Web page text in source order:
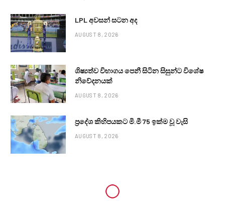
LPL අවසන් සටන අද
AUGUST 8, 2026
ශිෂ්‍යත්ව විභාගය පෙනී සිටින සිසුන්ට විශේෂ
නිවේදනයක්
AUGUST 8, 2026
ප්‍රදේශ කිහිපයකට මි.මී 75 ඉක්ම වූ වැසි
AUGUST 8, 2026